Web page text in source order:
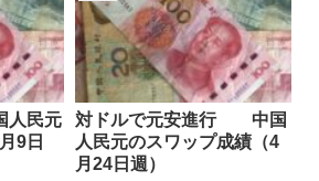
月14...
人民元
9日
対ドルで元安進行 中国
人民元のスワップ成績（4
月24日週）